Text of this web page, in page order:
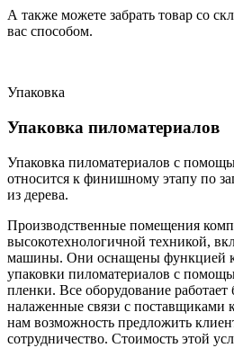
А также можете забрать товар со
вас способом.
Упаковка
Упаковка пиломатериалов
Упаковка пиломатериалов с
относится к финишному этапу по
из дерева.
Производственные помещения
высокотехнологичной техникой,
машины. Они оснащены функцией
упаковки пиломатериалов с
пленки. Все оборудование работает
налаженные связи с поставщиками
нам возможность предложить
сотрудничество. Стоимость этой